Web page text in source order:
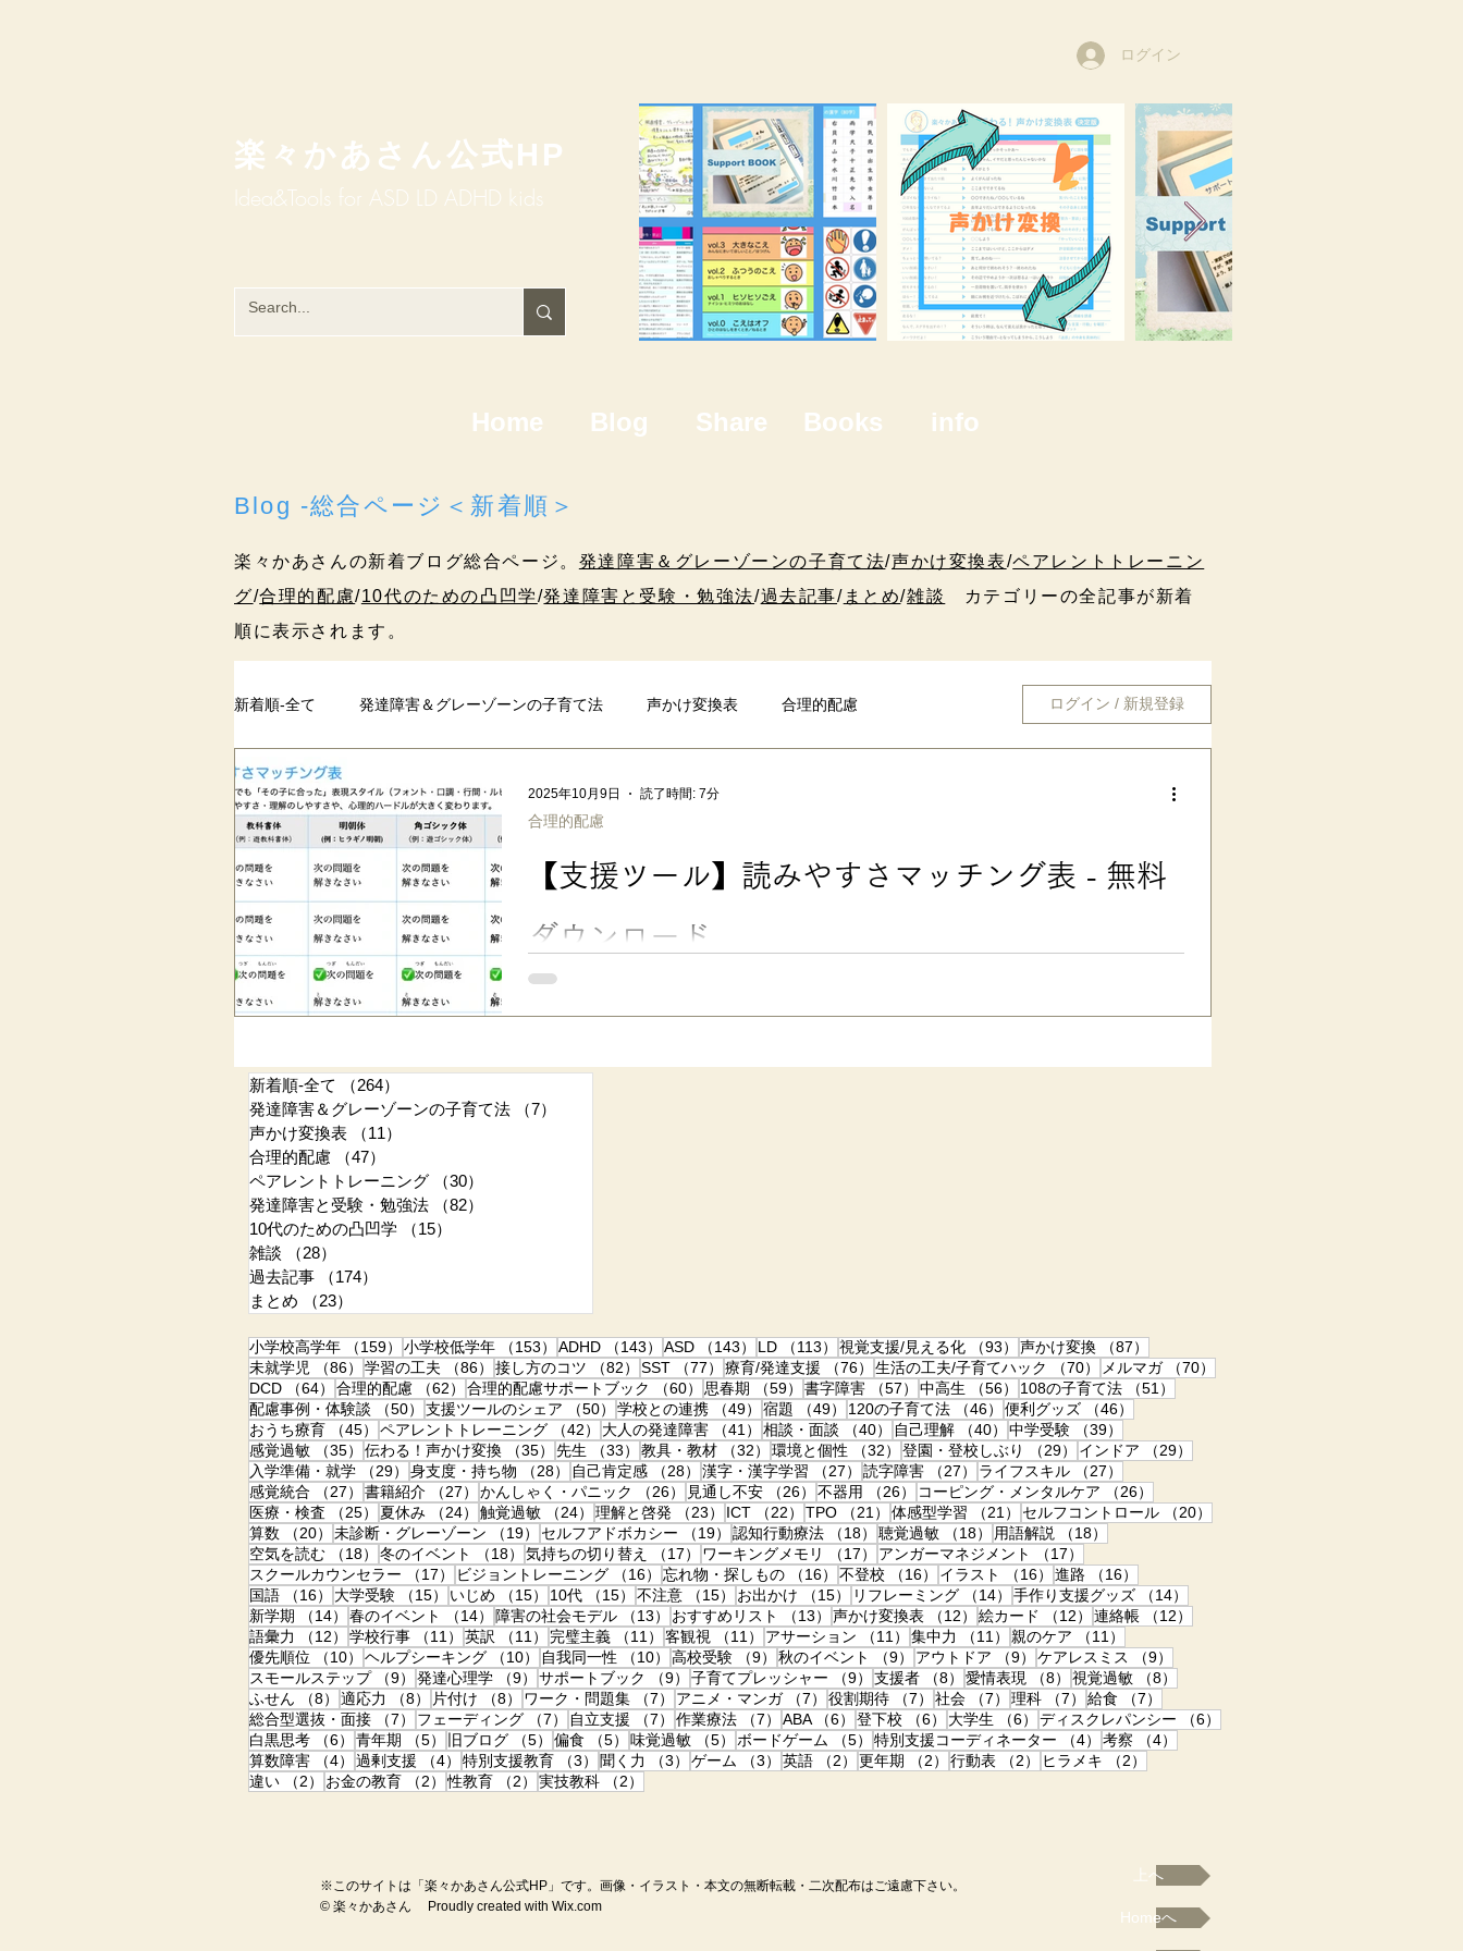
楽々かあさん公式HP
Idea&Tools​​ for ASD LD ADHD kids
ログイン
Home Blog Share Books info
Blog -総合ページ＜新着順＞
楽々かあさんの新着ブログ総合ページ。 発達障害＆グレーゾーンの子育て法/声かけ変換表/ペアレントトレーニン
グ/合理的配慮/10代のための凸凹学/発達障害と受験・勉強法/過去記事/ まとめ/雑談
カテゴリーの全記事が新着
順に表示されます。
新着順-全て 発達障害＆グレーゾーンの子育て法 声かけ変換表 合理的配慮
ペアレントトレーニング 発達障害と受験・勉強法 10代のための凸凹学
過去記事 まとめ
ログイン / 新規登録
【支援ツール】読みやすさマッチング表 - 無料
ダウンロード
障害のある子の参考書・問題集選びや、合理的配慮をお願いする際の説明資料、先生方のテス
が一定ではなく、特にトメ・ハネ・ハライの尖った三角部分や濁点などは認識しづらくて、誤読
合理的配慮
2025年10月9日 読了時間: 7分
新着順-全て （264）
発達障害＆グレーゾーンの子育て法
（7）
声かけ変換表
（11）
合理的配慮
（47）
ペアレントトレーニング
（30）
発達障害と受験・勉強法
（82）
10代のための凸凹学
（15）
雑談
（28）
過去記事
（174）
まとめ
（23）
小学校高学年 （159） 159件の記事
小学校低学年 （153） 153件の記事
ADHD （143） 143件の記事
ASD （143） 143件の記事
LD （113） 113件の記事
視覚支援/見える化 （93） 93件の記事
声かけ変換 （87）
未就学児
（86） 86件の記事
学習の工夫 （86） 86件の記事
接し方のコツ （82） 82件の記事
SST （77） 77件の記事
療育/発達支援 （76） 76件の記事
生活の工夫/子育てハック （70） 70件の記事
メルマガ （70）
DCD
（64） 64件の記事
合理的配慮 （62） 62件の記事
合理的配慮サポートブック （60） 60件の記事
思春期 （59） 59件の記事
書字障害 （57） 57件の記事
中高生 （56） 56件の記事
108の子育て法 （51）
配慮事例・体験談
（50） 50件の記事
支援ツールのシェア （50） 50件の記事
学校との連携 （49） 49件の記事
宿題 （49） 49件の記事
120の子育て法 （46） 46件の記事
便利グッズ （46）
おうち療育
（45） 45件の記事
ペアレントトレーニング （42） 42件の記事
大人の発達障害 （41） 41件の記事
相談・面談 （40） 40件の記事
自己理解 （40） 40件の記事
中学受験 （39）
感覚過敏
（35） 35件の記事
伝わる！声かけ変換 （35） 35件の記事
先生 （33） 33件の記事
教具・教材 （32） 32件の記事
環境と個性 （32） 32件の記事
登園・登校しぶり （29） 29件の記事
インドア （29）
入学準備・就学
（29） 29件の記事
身支度・持ち物 （28） 28件の記事
自己肯定感 （28） 28件の記事
漢字・漢字学習 （27） 27件の記事
読字障害 （27） 27件の記事
ライフスキル （27）
感覚統合
（27） 27件の記事
書籍紹介 （27） 27件の記事
かんしゃく・パニック （26） 26件の記事
見通し不安 （26） 26件の記事
不器用 （26） 26件の記事
コーピング・メンタルケア （26）
医療・検査
（25） 25件の記事
夏休み （24） 24件の記事
触覚過敏 （24） 24件の記事
理解と啓発 （23） 23件の記事
ICT （22） 22件の記事
TPO （21） 21件の記事
体感型学習 （21） 21件の記事
セルフコントロール （20）
算数
（20） 20件の記事
未診断・グレーゾーン （19） 19件の記事
セルフアドボカシー （19） 19件の記事
認知行動療法 （18） 18件の記事
聴覚過敏 （18） 18件の記事
用語解説 （18）
空気を読む
（18） 18件の記事
冬のイベント （18） 18件の記事
気持ちの切り替え （17） 17件の記事
ワーキングメモリ （17） 17件の記事
アンガーマネジメント （17）
スクールカウンセラー
（17） 17件の記事
ビジョントレーニング （16） 16件の記事
忘れ物・探しもの （16） 16件の記事
不登校 （16） 16件の記事
イラスト （16） 16件の記事
進路 （16）
国語
（16） 16件の記事
大学受験 （15） 15件の記事
いじめ （15） 15件の記事
10代 （15） 15件の記事
不注意 （15） 15件の記事
お出かけ （15） 15件の記事
リフレーミング （14） 14件の記事
手作り支援グッズ （14）
新学期
（14） 14件の記事
春のイベント （14） 14件の記事
障害の社会モデル （13） 13件の記事
おすすめリスト （13） 13件の記事
声かけ変換表 （12） 12件の記事
絵カード （12） 12件の記事
連絡帳 （12）
語彙力
（12） 12件の記事
学校行事 （11） 11件の記事
英訳 （11） 11件の記事
完璧主義 （11） 11件の記事
客観視 （11） 11件の記事
アサーション （11） 11件の記事
集中力 （11） 11件の記事
親のケア （11）
優先順位
（10） 10件の記事
ヘルプシーキング （10） 10件の記事
自我同一性 （10） 10件の記事
高校受験 （9） 9件の記事
秋のイベント （9） 9件の記事
アウトドア （9） 9件の記事
ケアレスミス （9）
スモールステップ
（9） 9件の記事
発達心理学 （9） 9件の記事
サポートブック （9） 9件の記事
子育てプレッシャー （9） 9件の記事
支援者 （8） 8件の記事
愛情表現 （8） 8件の記事
視覚過敏 （8）
ふせん
（8） 8件の記事
適応力 （8） 8件の記事
片付け （8） 8件の記事
ワーク・問題集 （7） 7件の記事
アニメ・マンガ （7） 7件の記事
役割期待 （7） 7件の記事
社会 （7） 7件の記事
理科 （7） 7件の記事
給食 （7）
総合型選抜・面接
（7） 7件の記事
フェーディング （7） 7件の記事
自立支援 （7） 7件の記事
作業療法 （7） 7件の記事
ABA （6） 6件の記事
登下校 （6） 6件の記事
大学生 （6） 6件の記事
ディスクレパンシー （6）
白黒思考
（6） 6件の記事
青年期 （5） 5件の記事
旧ブログ （5） 5件の記事
偏食 （5） 5件の記事
味覚過敏 （5） 5件の記事
ボードゲーム （5） 5件の記事
特別支援コーディネーター （4） 4件の記事
考察 （4）
算数障害
（4） 4件の記事
過剰支援 （4） 4件の記事
特別支援教育 （3） 3件の記事
聞く力 （3） 3件の記事
ゲーム （3） 3件の記事
英語 （2） 2件の記事
更年期 （2） 2件の記事
行動表 （2） 2件の記事
ヒラメキ （2）
違い
（2） 2件の記事
お金の教育 （2） 2件の記事
性教育 （2） 2件の記事
実技教科 （2）
※このサイトは「楽々かあさん公式HP」です。 画像・イラスト・本文の無断転載・二次配布はご遠慮下さい。
© 楽々かあさん Proudly created with Wix.com
上へ
Homeへ